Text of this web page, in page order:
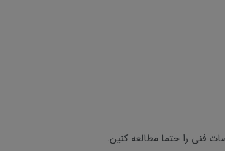
فنی را حتما مطالعه کنین.